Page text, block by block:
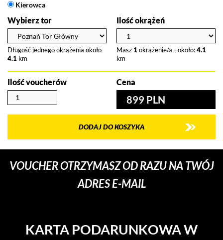
Kierowca
Wybierz tor
Długość jednego okrążenia około
4.1 km
Ilość okrążeń
Masz 1 okrążenie/a - około: 4.1
km
Ilość voucherów Cena
899 PLN
DODAJ DO KOSZYKA
VOUCHER OTRZYMASZ OD RAZU NA TWÓJ
ADRES E-MAIL
KARTA PODARUNKOWA W